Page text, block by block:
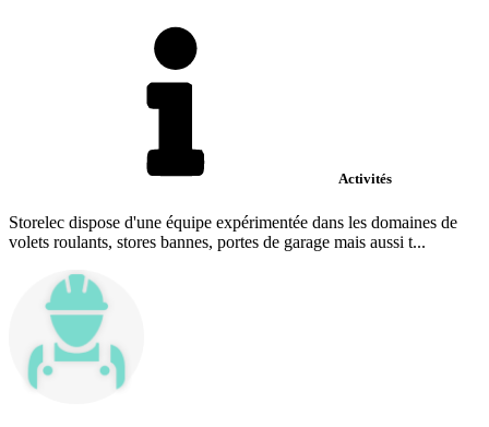
Activités
Storelec dispose d'une équipe expérimentée dans les domaines de
volets roulants, stores bannes, portes de garage mais aussi t...